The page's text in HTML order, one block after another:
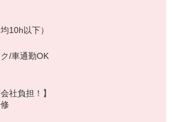
10h以下）
/車通勤OK
社負担！】